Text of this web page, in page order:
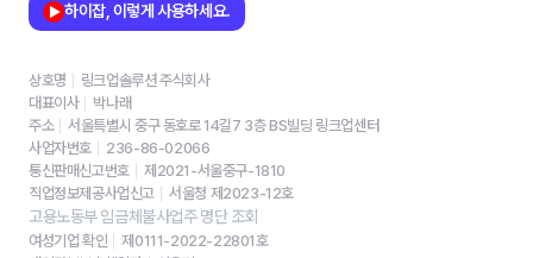
하이잡, 이렇게 사용하세요.
상호명
링크업솔루션 주식회사
대표이사
박나래
주소
서울특별시 중구 동호로 14길7 3층 BS빌딩 링크업센터
사업자번호
236-86-02066
통신판매신고번호
제2021-서울중구-1810
직업정보제공사업신고
서울청 제2023-12호
고용노동부 임금체불사업주 명단 조회
여성기업 확인
제0111-2022-22801호